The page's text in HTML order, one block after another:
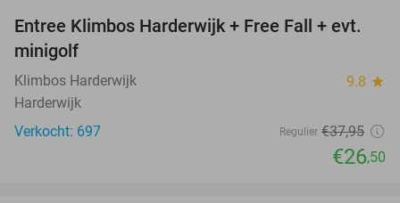
30%
Entree Klimbos Harderwijk + Free Fall + evt.
minigolf
Klimbos Harderwijk 9.8 star
Harderwijk
Verkocht: 697
Regulier €37,95
€26,50